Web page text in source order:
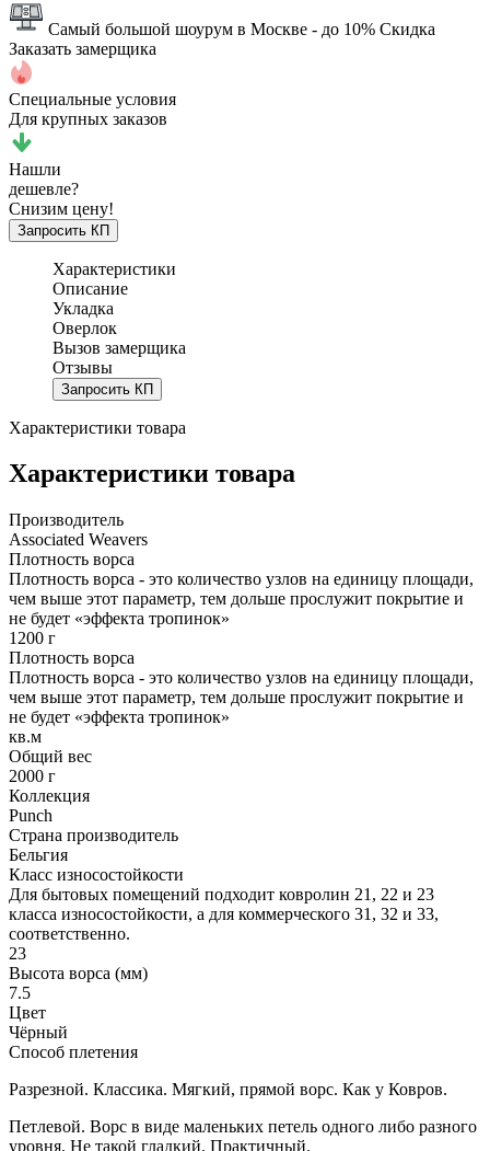
Самый большой шоурум в Москве - до 10% Скидка
Заказать замерщика
Специальные условия
Для крупных заказов
Нашли
дешевле?
Снизим цену!
Запросить КП
Характеристики
Описание
Укладка
Оверлок
Вызов замерщика
Отзывы
Запросить КП
Характеристики товара
Характеристики товара
Производитель
Associated Weavers
Плотность ворса
Плотность ворса - это количество узлов на единицу площади,
чем выше этот параметр, тем дольше прослужит покрытие и
не будет «эффекта тропинок»
1200 г
Плотность ворса
Плотность ворса - это количество узлов на единицу площади,
чем выше этот параметр, тем дольше прослужит покрытие и
не будет «эффекта тропинок»
кв.м
Общий вес
2000 г
Коллекция
Punch
Страна производитель
Бельгия
Класс износостойкости
Для бытовых помещений подходит ковролин 21, 22 и 23
класса износостойкости, а для коммерческого 31, 32 и 33,
соответственно.
23
Высота ворса (мм)
7.5
Цвет
Чёрный
Способ плетения
Разрезной. Классика. Мягкий, прямой ворс. Как у Ковров.
Петлевой. Ворс в виде маленьких петель одного либо разного
уровня. Не такой гладкий. Практичный.